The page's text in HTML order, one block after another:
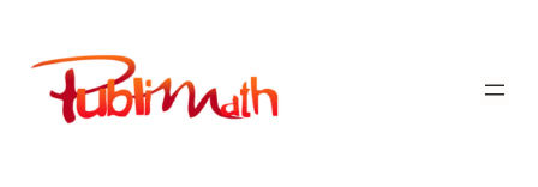
contenu
Publimath